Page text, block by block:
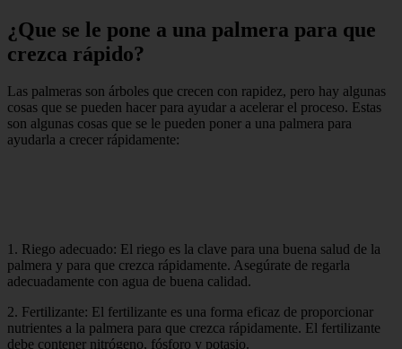
¿Que se le pone a una palmera para que
crezca rápido?
Las palmeras son árboles que crecen con rapidez, pero hay algunas
cosas que se pueden hacer para ayudar a acelerar el proceso. Estas
son algunas cosas que se le pueden poner a una palmera para
ayudarla a crecer rápidamente:
1. Riego adecuado: El riego es la clave para una buena salud de la
palmera y para que crezca rápidamente. Asegúrate de regarla
adecuadamente con agua de buena calidad.
2. Fertilizante: El fertilizante es una forma eficaz de proporcionar
nutrientes a la palmera para que crezca rápidamente. El fertilizante
debe contener nitrógeno, fósforo y potasio.